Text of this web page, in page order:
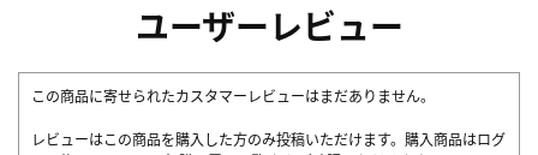
ユーザーレビュー
この商品に寄せられたカスタマーレビューはまだありません。
レビューはこの商品を購入した方のみ投稿いただけます。購入商品はログ